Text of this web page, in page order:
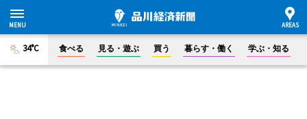
34°C 食べる 見る・遊ぶ 買う 暮らす・働く 学ぶ・知る